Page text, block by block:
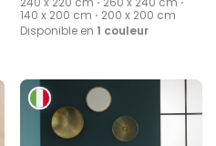
140 x 200 cm ⋅ 200 x 200 cm
Disponible en 1 couleur